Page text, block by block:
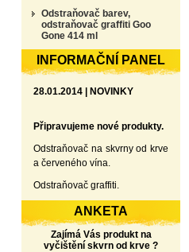
Odstraňovač barev,
odstraňovač graffiti Goo
Gone 414 ml
INFORMAČNÍ PANEL
28.01.2014 | NOVINKY
Připravujeme nové produkty.
Odstraňovač na skvrny od krve
a červeného vína.
Odstraňovač graffiti.
ANKETA
Zajímá Vás produkt na
vyčištění skvrn od krve ?